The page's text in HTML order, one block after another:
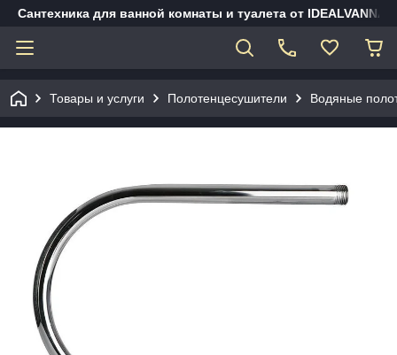
Сантехника для ванной комнаты и туалета от
Товары и услуги Полотенцесушители Водяные